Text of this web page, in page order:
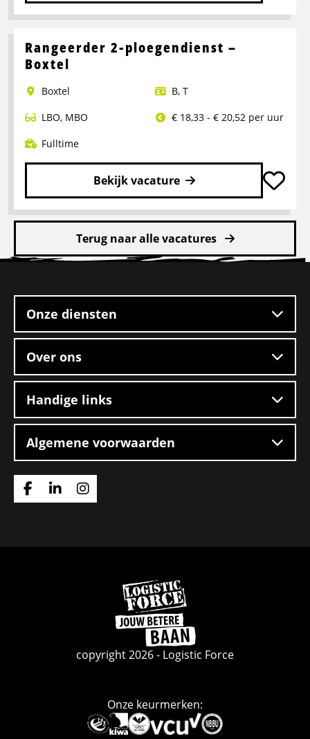
Lees
over
Portaalwagen
Rangeerder 2-ploegendienst –
Boxtel
Boxtel B, T
LBO, MBO
€ 18,33 - € 20,52 per uur
Fulltime
Bekijk vacature
Lees
meer
Rangeerder
Boxtel
Terug naar alle vacatures
footer
Onze diensten
Over ons
Handige links
Algemene voorwaarden
Ga
Ga
Ga
Ga
naar
de
homepage
copyright 2026 - Logistic Force
Onze keurmerken:
Deze